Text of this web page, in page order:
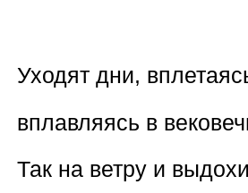
Уходят дни,
вплавляясь в
Так на ветру и